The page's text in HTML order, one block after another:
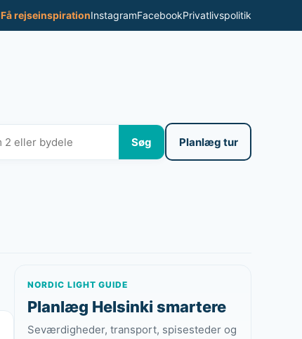
Få rejseinspirationInstagramFacebookPrivatlivspolitik
Søg Planlæg tur
NORDIC LIGHT GUIDE
Planlæg Helsinki smartere
Seværdigheder, transport, spisesteder og